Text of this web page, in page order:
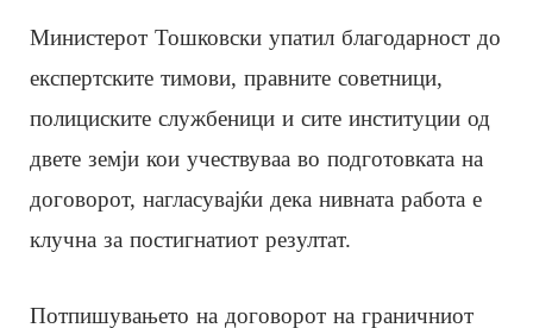
Министерот Тошковски упатил благодарност до
експертските тимови, правните советници,
полициските службеници и сите институции од
двете земји кои учествуваа во подготовката на
договорот, нагласувајќи дека нивната работа е
клучна за постигнатиот резултат.
Потпишувањето на договорот на граничниот